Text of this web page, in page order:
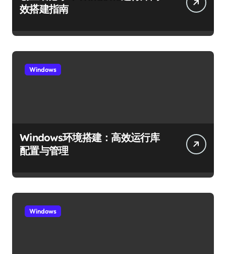
效搭建指南
Windows
Windows环境搭建：高效运行库
配置与管理
Windows